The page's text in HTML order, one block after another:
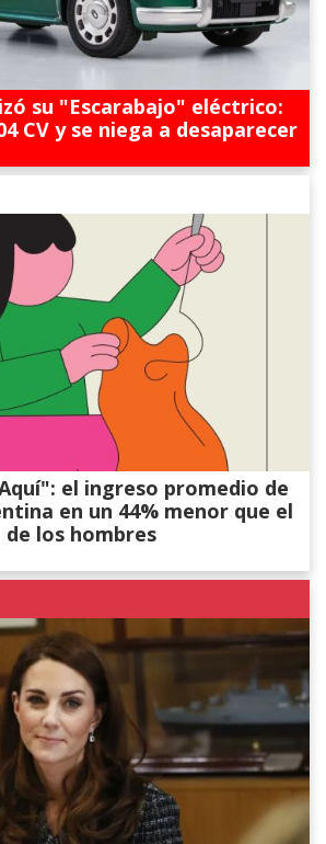
su "Escarabajo" eléctrico:
CV y se niega a desaparecer
el ingreso promedio de
en un 44% menor que el
de los hombres